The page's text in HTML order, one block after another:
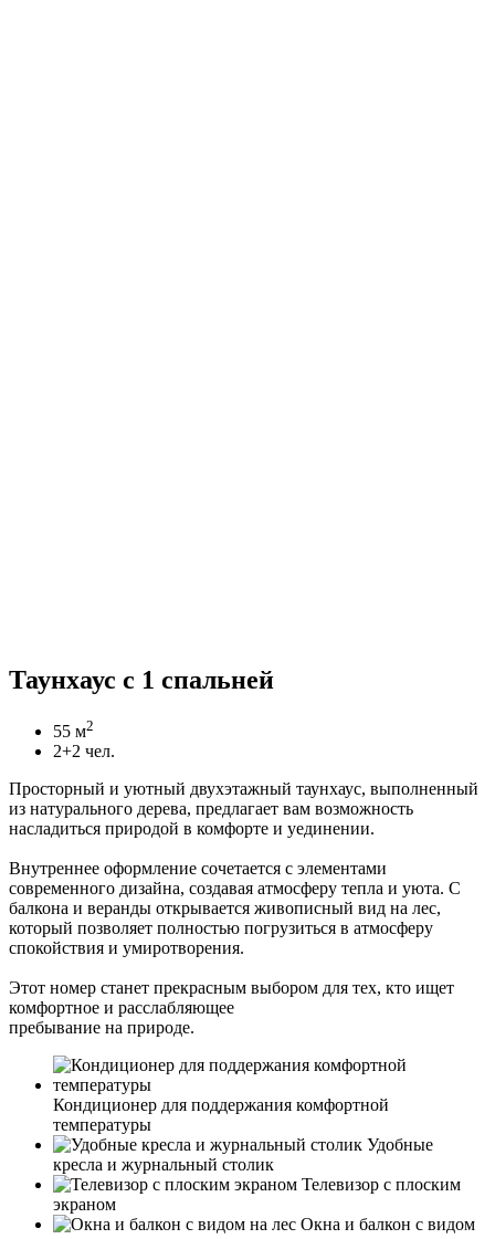
Таунхаус с 1 спальней
55 м2
2+2 чел.
Просторный и уютный двухэтажный таунхаус, выполненный
из натурального дерева, предлагает вам возможность
насладиться природой в комфорте и уединении.
Внутреннее оформление сочетается с элементами
современного дизайна, создавая атмосферу тепла и уюта. С
балкона и веранды открывается живописный вид на лес,
который позволяет полностью погрузиться в атмосферу
спокойствия и умиротворения.
Этот номер станет прекрасным выбором для тех, кто ищет
комфортное и расслабляющее
пребывание на природе.
Кондиционер для поддержания комфортной
температуры
Удобные
кресла и журнальный столик
Телевизор с плоским
экраном
Окна и балкон с видом